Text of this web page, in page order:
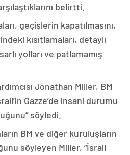
belirtti.
geçişlerin kapatılmasını,
kısıtlamaları, detaylı
yolları ve patlamamış
Jonathan Miller, BM
Gazze’de insani durumu
söyledi.
BM ve diğer kuruluşların
söyleyen Miller, “İsrail